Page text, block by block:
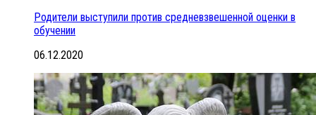
Родители выступили против средневзвешенной оценки в
обучении
06.12.2020